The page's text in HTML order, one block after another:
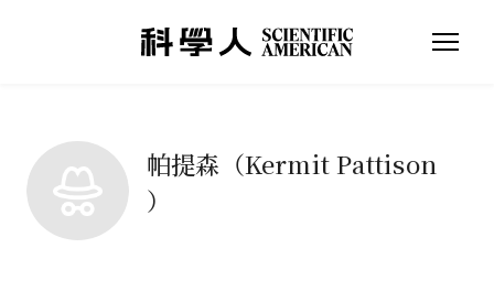
帕提森（Kermit Pattison
）